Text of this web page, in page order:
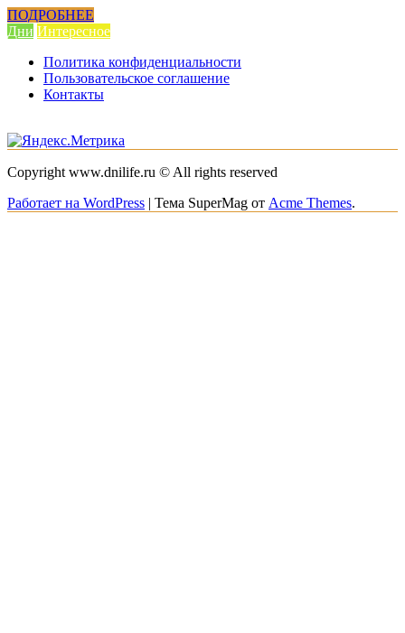
ПОДРОБНЕЕ
Дни Интересное
Политика конфиденциальности
Пользовательское соглашение
Контакты
Copyright www.dnilife.ru © All rights reserved
Работает на WordPress | Тема SuperMag от Acme Themes.